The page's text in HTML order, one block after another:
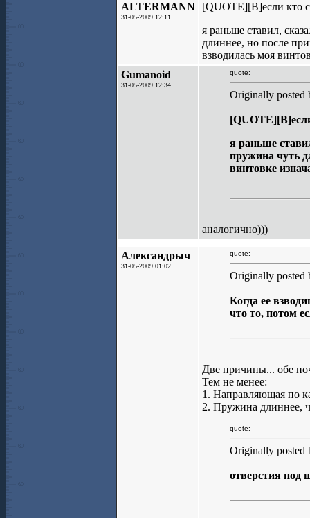
ALTERMANN
31-05-2009 12:11
[QUOTE][B]если кто
я раньше ставил,
длиннее, но после
взводилась моя
Gumanoid
31-05-2009 12:34
quote:
Originally
я раньше
пружина чуть
винтовке
аналогично)))
Александрыч
31-05-2009 01:02
quote:
Originally posted
Когда ее
что то, потом
Две причины... обе
Тем не менее:
1. Направляющая по
2. Пружина длиннее,
quote:
Originally
отверстия под